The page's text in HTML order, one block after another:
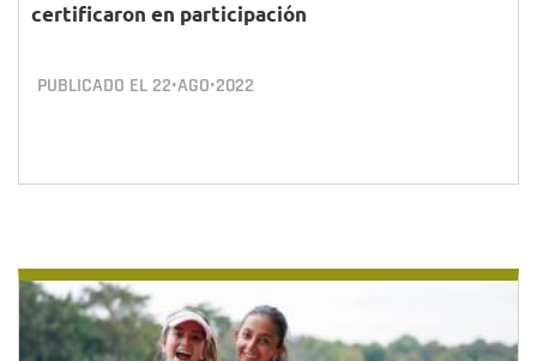
certificaron en participación
PUBLICADO EL 22•AGO•2022